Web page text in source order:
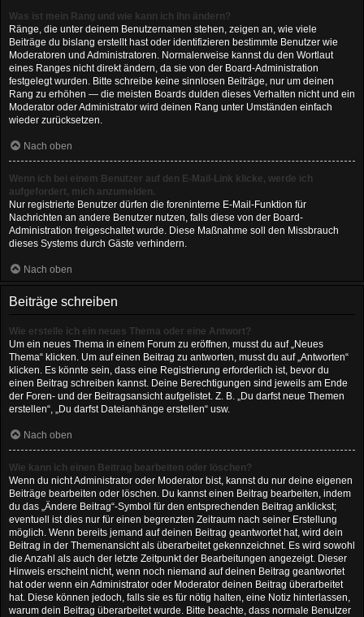
Was ist mein Rang und wie kann ich ihn ändern?
Ränge, die unter deinem Benutzernamen stehen, zeigen an, wie viele
Beiträge du bislang erstellt hast oder identifizieren bestimmte Benutzer wie
Moderatoren und Administratoren. Normalerweise kannst du den Wortlaut
eines Ranges nicht direkt ändern, da sie von der Board-Administration
festgelegt wurden. Bitte schreibe keine sinnlosen Beiträge, nur um deinen
Rang zu erhöhen — die meisten Boards dulden dieses Verhalten nicht und ein
Moderator oder Administrator wird deinen Rang unter Umständen einfach
wieder zurücksetzen.
Nach oben
Wenn ich bei einem Benutzer auf den E-Mail-Link klicke, werde ich
aufgefordert, mich anzumelden.
Nur registrierte Benutzer dürfen die foreninterne E-Mail-Funktion für
Nachrichten an andere Benutzer nutzen, falls diese von der Board-
Administration freigeschaltet wurde. Diese Maßnahme soll den Missbrauch
dieses Systems durch Gäste verhindern.
Nach oben
Beiträge schreiben
Wie erstelle ich ein neues Thema oder eine Antwort?
Um ein neues Thema in einem Forum zu eröffnen, musst du auf „Neues
Thema“ klicken. Um auf einen Beitrag zu antworten, musst du auf „Antworten“
klicken. Es könnte sein, dass eine Registrierung erforderlich ist, bevor du
einen Beitrag schreiben kannst. Deine Berechtigungen sind jeweils am Ende
der Foren- und der Beitragsansicht aufgelistet. Z. B. „Du darfst neue Themen
erstellen“, „Du darfst Dateianhänge erstellen“ usw.
Nach oben
Wie kann ich einen Beitrag bearbeiten oder löschen?
Wenn du nicht Administrator oder Moderator bist, kannst du nur deine eigenen
Beiträge bearbeiten oder löschen. Du kannst einen Beitrag bearbeiten, indem
du das „Ändere Beitrag“-Symbol für den entsprechenden Beitrag anklickst;
eventuell ist dies nur für einen begrenzten Zeitraum nach seiner Erstellung
möglich. Wenn bereits jemand auf deinen Beitrag geantwortet hat, wird dein
Beitrag in der Themenansicht als überarbeitet gekennzeichnet. Es wird sowohl
die Anzahl als auch der letzte Zeitpunkt der Bearbeitungen angezeigt. Dieser
Hinweis erscheint nicht, wenn noch niemand auf deinen Beitrag geantwortet
hat oder wenn ein Administrator oder Moderator deinen Beitrag überarbeitet
hat. Diese können jedoch, falls sie es für nötig halten, eine Notiz hinterlassen,
warum dein Beitrag überarbeitet wurde. Bitte beachte, dass normale Benutzer